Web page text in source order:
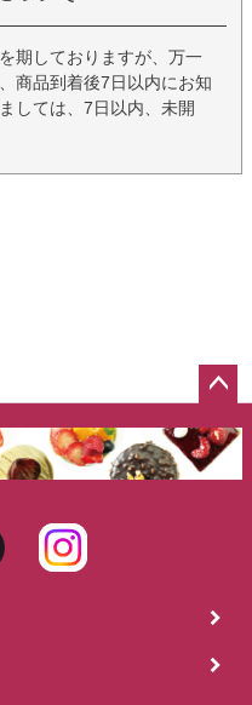
期しておりますが、万一
商品到着後7日以内にお知
しては、7日以内、未開
ジト
ップ